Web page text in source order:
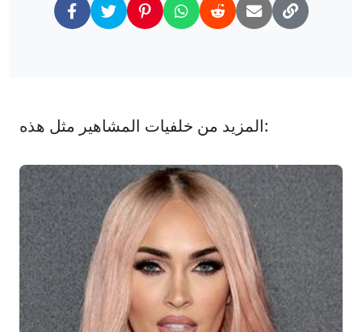
المزيد من خلفيات المشاهير مثل هذه: